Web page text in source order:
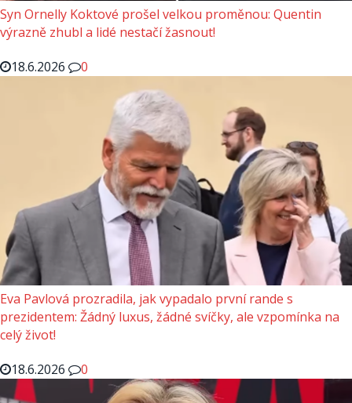
Syn Ornelly Koktové prošel velkou proměnou: Quentin
výrazně zhubl a lidé nestačí žasnout!
18.6.2026
0
Eva Pavlová prozradila, jak vypadalo první rande s
prezidentem: Žádný luxus, žádné svíčky, ale vzpomínka na
celý život!
18.6.2026
0